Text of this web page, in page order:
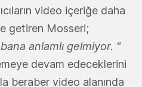
video içeriğe daha
getiren Mosseri;
anlamlı gelmiyor. "
devam edeceklerini
beraber video alanında